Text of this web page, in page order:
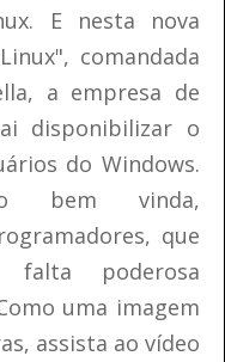
E nesta nova
comandada
a empresa de
disponibilizar o
do Windows.
bem vinda,
que
falta poderosa
uma imagem
assista ao vídeo